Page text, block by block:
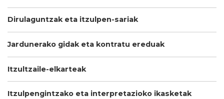
Dirulaguntzak eta itzulpen-sariak
Jardunerako gidak eta kontratu ereduak
Itzultzaile-elkarteak
Itzulpengintzako eta interpretazioko ikasketak